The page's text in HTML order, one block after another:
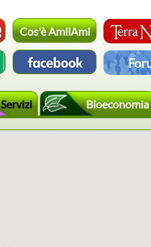
Cos'è AmilAmi
Servizi Bioeconomia